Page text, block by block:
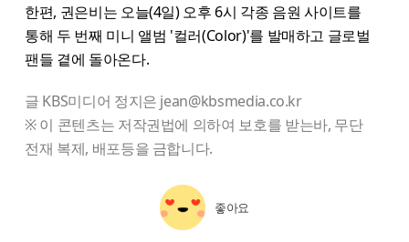
한편, 권은비는 오늘(4일) 오후 6시 각종 음원 사이트를
통해 두 번째 미니 앨범 '컬러(Color)'를 발매하고 글로벌
팬들 곁에 돌아온다.
글 KBS미디어 정지은 jean@kbsmedia.co.kr
※ 이 콘텐츠는 저작권법에 의하여 보호를 받는바, 무단
전재 복제, 배포등을 금합니다.
좋아요